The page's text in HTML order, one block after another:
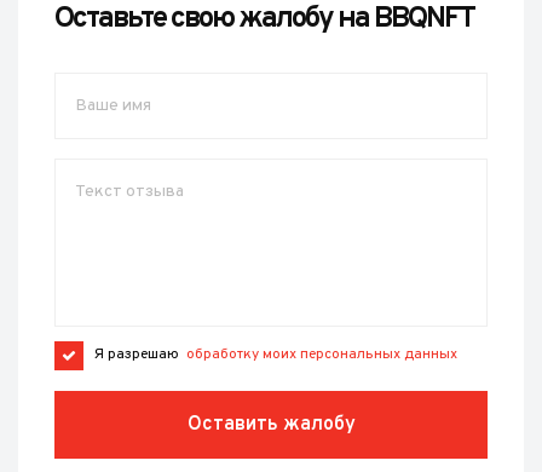
Оставьте свою жалобу на BBQNFT
Я разрешаю обработку моих персональных данных
Оставить жалобу